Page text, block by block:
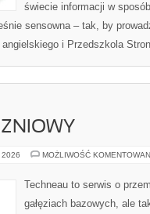
świecie informacji w
sensowna – tak, by
i Przedszkola
2026 MOŻLIWOŚĆ
Techneau to serwis o
gałęziach bazowych, ale